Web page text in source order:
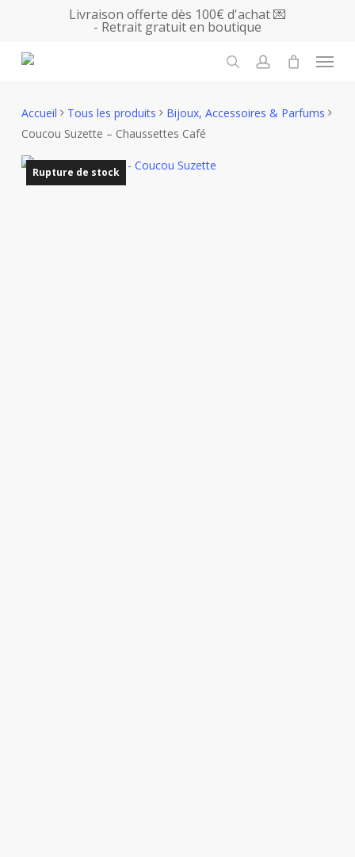
main
Livraison offerte dès 100€ d'achat 💌
- Retrait gratuit en boutique
Menu
Accueil Tous les produits
Bijoux, Accessoires & Parfums
Coucou Suzette – Chaussettes Café
Rupture de stock